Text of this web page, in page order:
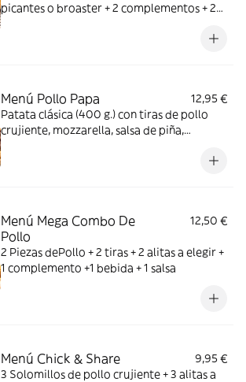
picantes o broaster + 2 complementos + 2
Menú Pollo Papa
12,95 €
Patata clásica (400 g.) con tiras de pollo
crujiente, mozzarella, salsa de piña,
Menú Mega Combo De
Pollo
12,50 €
2 Piezas dePollo + 2 tiras + 2 alitas a elegir +
1 complemento +1 bebida + 1 salsa
Menú Chick & Share
9,95 €
3 Solomillos de pollo crujiente + 3 alitas a